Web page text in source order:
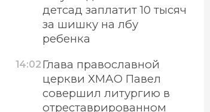
детсад заплатит 10 тысяч
за шишку на лбу
ребенка
14:02 Глава православной
церкви ХМАО Павел
совершил литургию в
отреставрированном